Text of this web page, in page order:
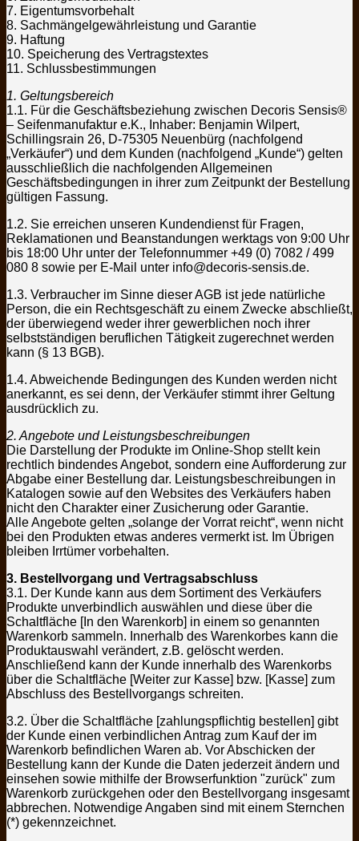
7. Eigentumsvorbehalt
8. Sachmängelgewährleistung und Garantie
9. Haftung
10. Speicherung des Vertragstextes
11. Schlussbestimmungen
1. Geltungsbereich
1.1. Für die Geschäftsbeziehung zwischen Decoris Sensis®
– Seifenmanufaktur e.K., Inhaber: Benjamin Wilpert,
Schillingsrain 26, D-75305 Neuenbürg (nachfolgend
„Verkäufer“) und dem Kunden (nachfolgend „Kunde“) gelten
ausschließlich die nachfolgenden Allgemeinen
Geschäftsbedingungen in ihrer zum Zeitpunkt der Bestellung
gültigen Fassung.
1.2. Sie erreichen unseren Kundendienst für Fragen,
Reklamationen und Beanstandungen werktags von 9:00 Uhr
bis 18:00 Uhr unter der Telefonnummer +49 (0) 7082 / 499
080 8 sowie per E-Mail unter info@decoris-sensis.de.
1.3. Verbraucher im Sinne dieser AGB ist jede natürliche
Person, die ein Rechtsgeschäft zu einem Zwecke abschließt,
der überwiegend weder ihrer gewerblichen noch ihrer
selbstständigen beruflichen Tätigkeit zugerechnet werden
kann (§ 13 BGB).
1.4. Abweichende Bedingungen des Kunden werden nicht
anerkannt, es sei denn, der Verkäufer stimmt ihrer Geltung
ausdrücklich zu.
2. Angebote und Leistungsbeschreibungen
Die Darstellung der Produkte im Online-Shop stellt kein
rechtlich bindendes Angebot, sondern eine Aufforderung zur
Abgabe einer Bestellung dar. Leistungsbeschreibungen in
Katalogen sowie auf den Websites des Verkäufers haben
nicht den Charakter einer Zusicherung oder Garantie.
Alle Angebote gelten „solange der Vorrat reicht“, wenn nicht
bei den Produkten etwas anderes vermerkt ist. Im Übrigen
bleiben Irrtümer vorbehalten.
3. Bestellvorgang und Vertragsabschluss
3.1. Der Kunde kann aus dem Sortiment des Verkäufers
Produkte unverbindlich auswählen und diese über die
Schaltfläche [In den Warenkorb] in einem so genannten
Warenkorb sammeln. Innerhalb des Warenkorbes kann die
Produktauswahl verändert, z.B. gelöscht werden.
Anschließend kann der Kunde innerhalb des Warenkorbs
über die Schaltfläche [Weiter zur Kasse] bzw. [Kasse] zum
Abschluss des Bestellvorgangs schreiten.
3.2. Über die Schaltfläche [zahlungspflichtig bestellen] gibt
der Kunde einen verbindlichen Antrag zum Kauf der im
Warenkorb befindlichen Waren ab. Vor Abschicken der
Bestellung kann der Kunde die Daten jederzeit ändern und
einsehen sowie mithilfe der Browserfunktion "zurück" zum
Warenkorb zurückgehen oder den Bestellvorgang insgesamt
abbrechen. Notwendige Angaben sind mit einem Sternchen
(*) gekennzeichnet.